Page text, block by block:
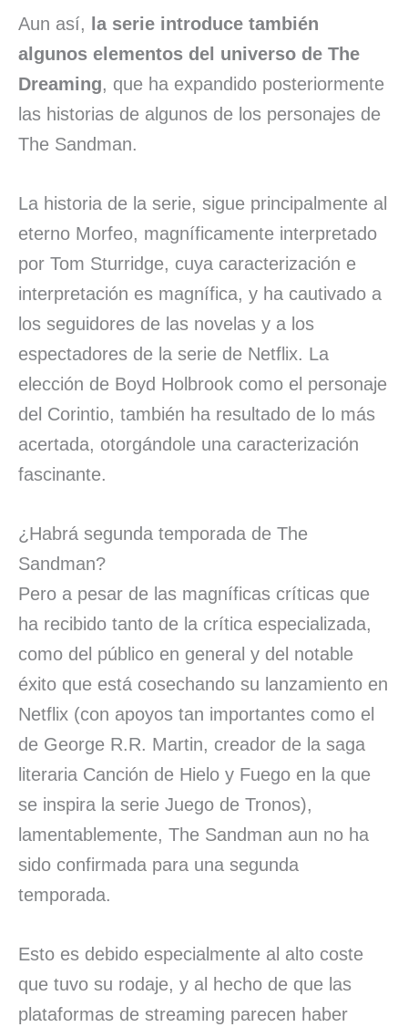
Aun así, la serie introduce también
algunos elementos del universo de The
Dreaming, que ha expandido posteriormente
las historias de algunos de los personajes de
The Sandman.
La historia de la serie, sigue principalmente al
eterno Morfeo, magníficamente interpretado
por Tom Sturridge, cuya caracterización e
interpretación es magnífica, y ha cautivado a
los seguidores de las novelas y a los
espectadores de la serie de Netflix. La
elección de Boyd Holbrook como el personaje
del Corintio, también ha resultado de lo más
acertada, otorgándole una caracterización
fascinante.
¿Habrá segunda temporada de The
Sandman?
Pero a pesar de las magníficas críticas que
ha recibido tanto de la crítica especializada,
como del público en general y del notable
éxito que está cosechando su lanzamiento en
Netflix (con apoyos tan importantes como el
de George R.R. Martin, creador de la saga
literaria Canción de Hielo y Fuego en la que
se inspira la serie Juego de Tronos),
lamentablemente, The Sandman aun no ha
sido confirmada para una segunda
temporada.
Esto es debido especialmente al alto coste
que tuvo su rodaje, y al hecho de que las
plataformas de streaming parecen haber